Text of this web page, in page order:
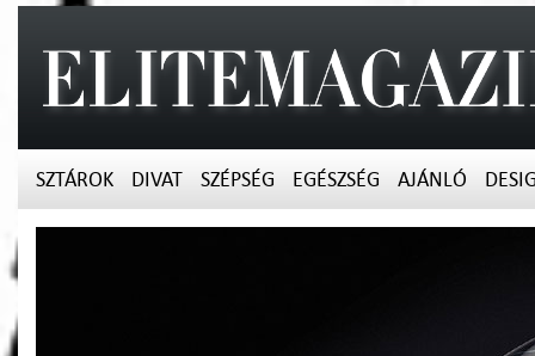
SZTÁROK DIVAT SZÉPSÉG EGÉSZSÉG AJÁNLÓ